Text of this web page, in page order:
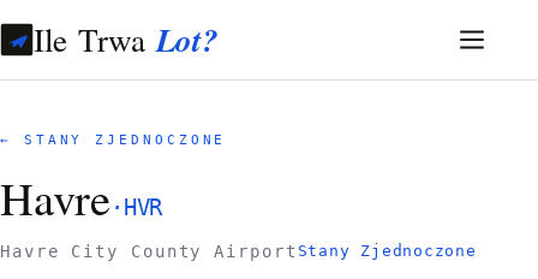
Ile TrwaLot?
← STANY ZJEDNOCZONE
Havre · HVR
Havre City County Airport Stany Zjednoczone